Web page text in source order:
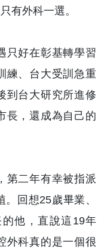
有外科一選。
只好在彰基轉學習
練、台大受訓急重
到台大研究所進修
長，還成為自己的
第二年有幸被指派
回想25歲畢業、
他，直說這19年
外科真的是一個很